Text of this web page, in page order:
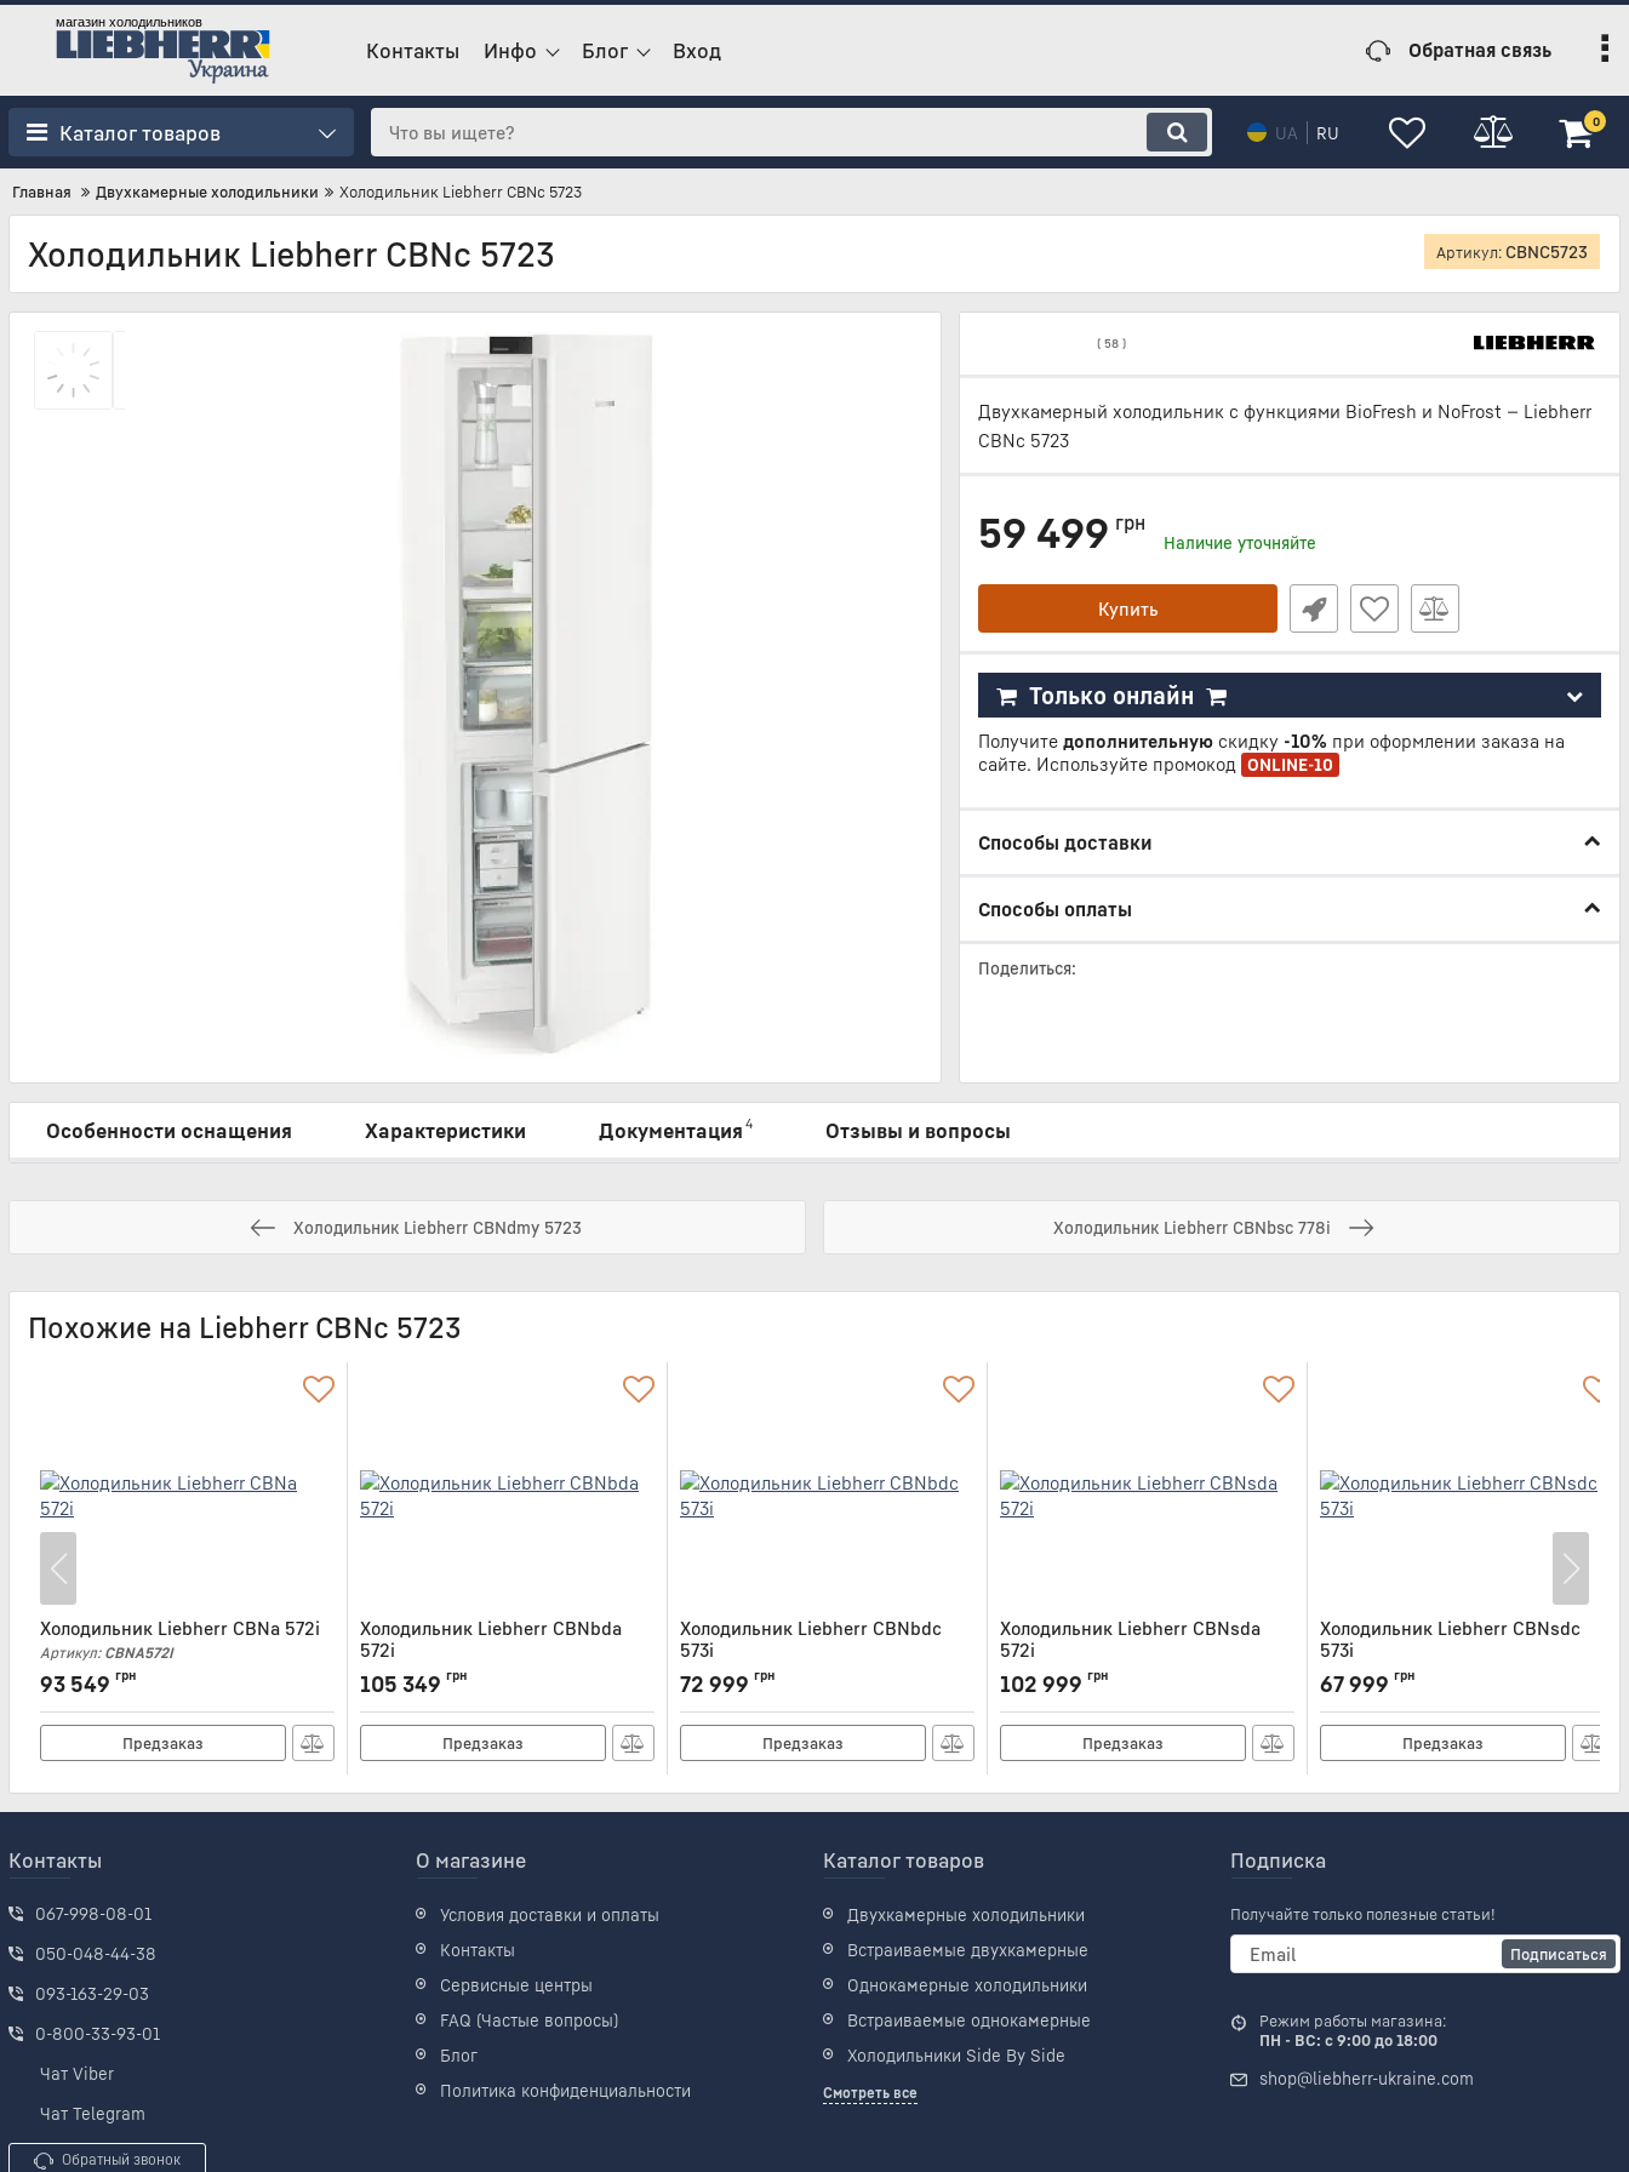
магазин холодильников
Контакты Инфо Блог Вход Обратная связь
Каталог товаров RU
UA
0
Главная Двухкамерные холодильники Холодильник Liebherr CBNc 5723
Холодильник Liebherr CBNc 5723 Артикул: CBNC5723
( 58 )
Двухкамерный холодильник с функциями BioFresh и NoFrost — Liebherr
CBNc 5723
59 499 грн
Наличие уточняйте
Купить
Только онлайн
Получите дополнительную скидку -10% при оформлении заказа на
сайте. Используйте промокод ONLINE-10
Способы доставки
Способы оплаты
Поделиться:
Особенности оснащения Характеристики Документация 4 Отзывы и вопросы
Холодильник Liebherr CBNdmy 5723 Холодильник Liebherr CBNbsc 778i
Похожие на Liebherr CBNc 5723
Холодильник Liebherr CBNa 572i
Артикул: CBNA572I
93 549 грн
Предзаказ
Холодильник Liebherr CBNbda
572i
Артикул: CBNBDA572I
105 349 грн
Предзаказ
Холодильник Liebherr CBNbdc
573i
Артикул: CBNBDC573I
72 999 грн
Предзаказ
Холодильник Liebherr CBNsda
572i
Артикул: CBNSDA572I
102 999 грн
Предзаказ
Холодильник Liebherr CBNsdc
573i
Артикул: CBNSDC573I
67 999 грн
Предзаказ
Контакты
067-998-08-01
050-048-44-38
093-163-29-03
0-800-33-93-01
Чат Viber
Чат Telegram
Обратный звонок
О магазине
Условия доставки и оплаты
Контакты
Сервисные центры
FAQ (Частые вопросы)
Блог
Политика конфиденциальности
Каталог товаров
Двухкамерные холодильники
Встраиваемые двухкамерные
Однокамерные холодильники
Встраиваемые однокамерные
Холодильники Side By Side
Смотреть все
Подписка
Получайте только полезные статьи!
Подписаться
Режим работы магазина:
ПН - ВС: с 9:00 до 18:00
shop@liebherr-ukraine.com